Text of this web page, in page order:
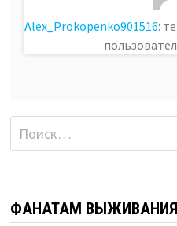
Alex_Prokopenko901516:
Найти:
ФАНАТАМ ВЫЖИВАНИЯ